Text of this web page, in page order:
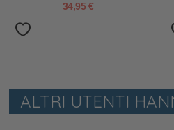
34,95 €
ALTRI UTENTI